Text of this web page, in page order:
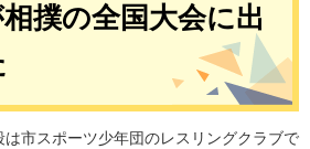
撲の全国大会に出
市スポーツ少年団のレスリングクラブで